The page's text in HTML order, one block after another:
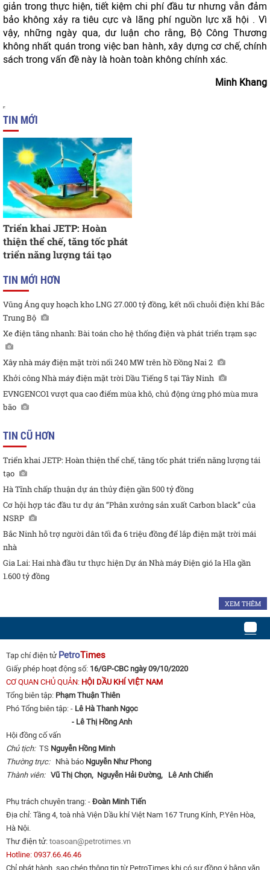
giản trong thực hiện, tiết kiệm chi phí đầu tư nhưng vẫn đảm
bảo không xảy ra tiêu cực và lãng phí nguồn lực xã hội . Vì
vậy, những ngày qua, dư luận cho rằng, Bộ Công Thương
không nhất quán trong việc ban hành, xây dựng cơ chế, chính
sách trong vấn đề này là hoàn toàn không chính xác.
Minh Khang
TIN MỚI
Triển khai JETP: Hoàn
thiện thể chế, tăng tốc phát
triển năng lượng tái tạo
TIN MỚI HƠN
Vũng Áng quy hoạch kho LNG 27.000 tỷ đồng, kết nối chuỗi điện khí Bắc
Trung Bộ
Xe điện tăng nhanh: Bài toán cho hệ thống điện và phát triển trạm sạc
Xây nhà máy điện mặt trời nổi 240 MW trên hồ Đồng Nai 2
Khởi công Nhà máy điện mặt trời Dầu Tiếng 5 tại Tây Ninh
EVNGENCO1 vượt qua cao điểm mùa khô, chủ động ứng phó mùa mưa
bão
TIN CŨ HƠN
Triển khai JETP: Hoàn thiện thể chế, tăng tốc phát triển năng lượng tái
tạo
Hà Tĩnh chấp thuận dự án thủy điện gần 500 tỷ đồng
Cơ hội hợp tác đầu tư dự án “Phân xưởng sản xuất Carbon black” của
NSRP
Bắc Ninh hỗ trợ người dân tối đa 6 triệu đồng để lắp điện mặt trời mái
nhà
Gia Lai: Hai nhà đầu tư thực hiện Dự án Nhà máy Điện gió Ia Hla gần
1.600 tỷ đồng
XEM THÊM
Tạp chí điện tử PetroTimes
Giấy phép hoạt động số: 16/GP-CBC ngày 09/10/2020
CƠ QUAN CHỦ QUẢN: HỘI DẦU KHÍ VIỆT NAM
Tổng biên tập: Phạm Thuận Thiên
Phó Tổng biên tập: - Lê Hà Thanh Ngọc
- Lê Thị Hồng Anh
Hội đồng cố vấn
Chủ tịch:TS Nguyễn Hồng Minh
Thường trực: Nhà báo Nguyễn Như Phong
Thành viên: Vũ Thị Chọn, Nguyễn Hải Đường, Lê Anh Chiến
Phụ trách chuyên trang: - Đoàn Minh Tiến
Địa chỉ: Tầng 4, toà nhà Viện Dầu khí Việt Nam 167 Trung Kính, P.Yên Hòa,
Hà Nội.
Thư điện tử: toasoan@petrotimes.vn
Hotline: 0937.66.46.46
Chỉ phát hành, sao chép thông tin từ PetroTimes khi có sự đồng ý bằng văn